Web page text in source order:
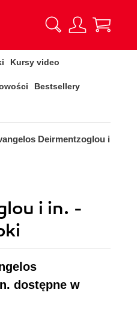
Kursy video
Bestsellery
Deirmentzoglou i
i in. -
dostępne w